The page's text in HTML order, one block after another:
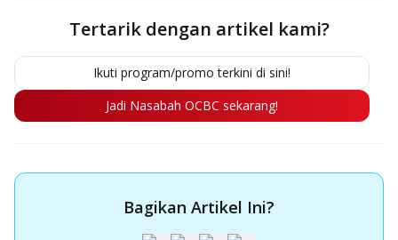
Tertarik dengan artikel kami?
Ikuti program/promo terkini di sini!
Jadi Nasabah OCBC sekarang!
Bagikan Artikel Ini?